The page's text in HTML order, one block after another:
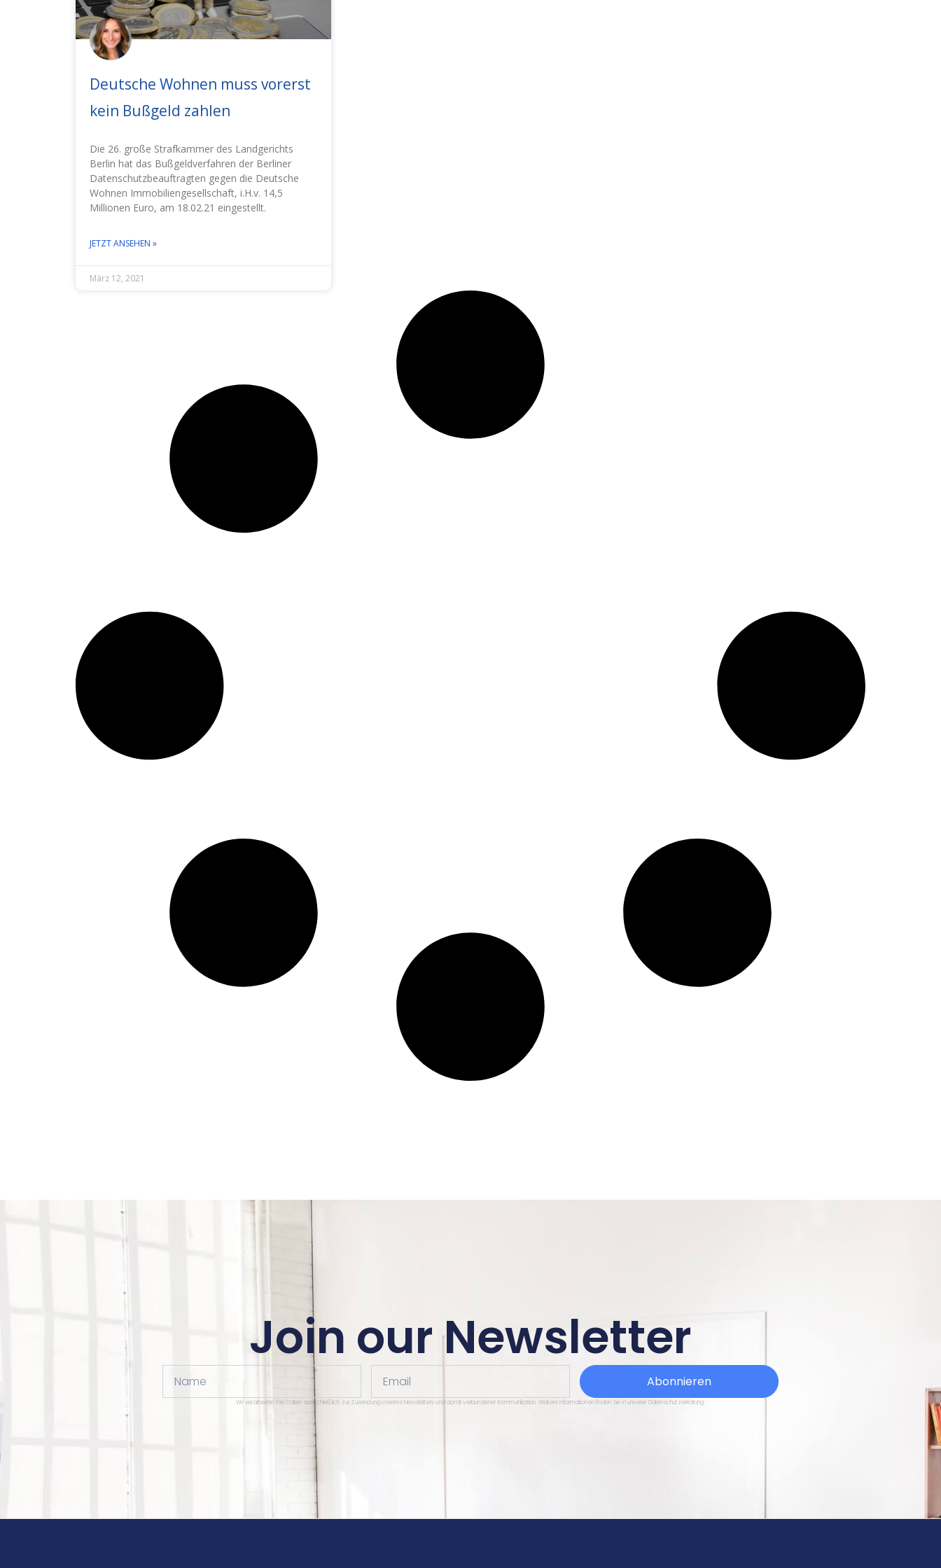
Deutsche Wohnen muss vorerst
kein Bußgeld zahlen
Die 26. große Strafkammer des Landgerichts
Berlin hat das Bußgeldverfahren der Berliner
Datenschutzbeauftragten gegen die Deutsche
Wohnen Immobiliengesellschaft, i.H.v. 14,5
Millionen Euro, am 18.02.21 eingestellt.
JETZT ANSEHEN »
März 12, 2021
Join our Newsletter
Name Email Abonnieren
Wir verarbeiten Ihre Daten ausschließlich zur Zusendung unseres Newsletters und damit verbundener Kommunikation. Weitere Informationen finden Sie in unserer Datenschutzerklärung.